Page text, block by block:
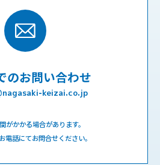
のお問い合わせ
keizai.co.jp
がかかる場合があります。
電話にてお問合せください。